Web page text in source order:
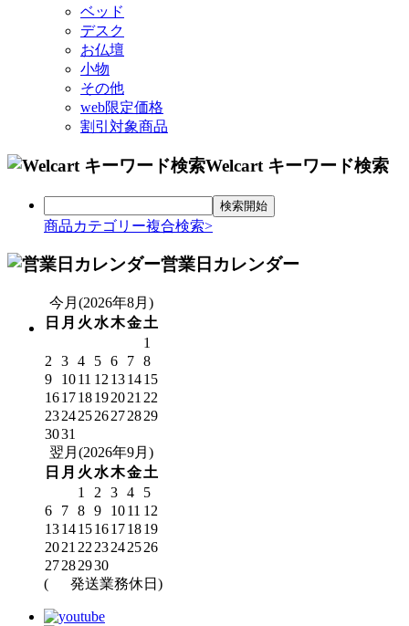
ベッド
デスク
お仏壇
小物
その他
web限定価格
割引対象商品
Welcart キーワード検索
商品カテゴリー複合検索>
営業日カレンダー
今月(2026年8月)
日 月 火 水木金土
1
2
3 4 5 6 7 8
9
1011 12 131415
161718192021 22
23242526272829
3031
翌月(2026年9月)
日 月 火 水木金土
1
2 3 4
5
6
7 8 9 1011 12
13141516171819
2021 22 23242526
27282930
(
発送業務休日)